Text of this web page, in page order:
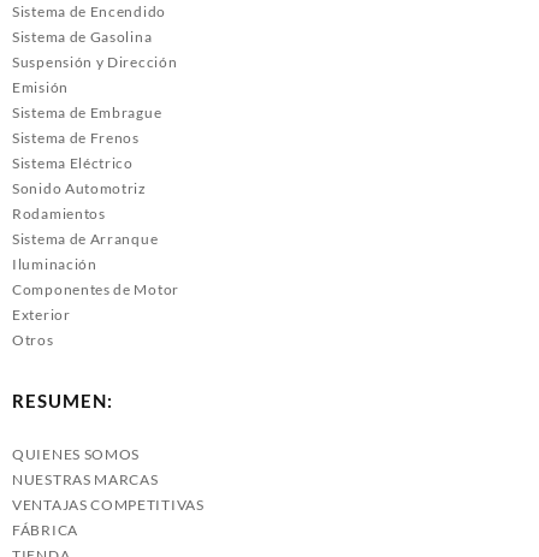
Sistema de Encendido
Sistema de Gasolina
Suspensión y Dirección
Emisión
Sistema de Embrague
Sistema de Frenos
Sistema Eléctrico
Sonido Automotriz
Rodamientos
Sistema de Arranque
Iluminación
Componentes de Motor
Exterior
Otros
RESUMEN:
QUIENES SOMOS
NUESTRAS MARCAS
VENTAJAS COMPETITIVAS
FÁBRICA